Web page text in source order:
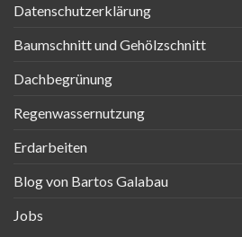
Datenschutzerklärung
Baumschnitt und Gehölzschnitt
Dachbegrünung
Regenwassernutzung
Erdarbeiten
Blog von Bartos Galabau
Jobs